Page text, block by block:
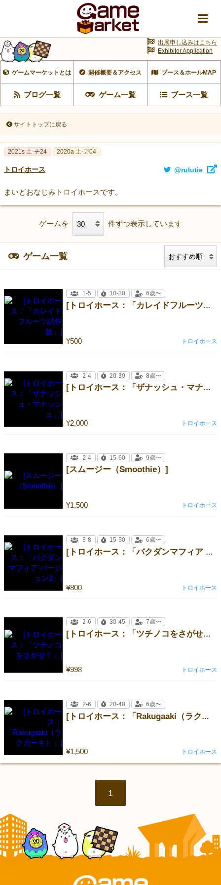
ゲームマーケットとは 開催概要＆アクセス ブース＆ホールMAP
ブログ一覧 ゲーム一覧 ブース一覧
出展申し込みはこちら
Exhibitor Application
サイトトップに戻る
2021s 土-チ24 2020a 土-ア04
トロイホース @rulutie
まいどおなじみトロイホースです。
ゲームを 件ずつ表示しています
ゲーム一覧
[トロイホース：「カレイドフルーツ試作版」]
¥500
1-5 10-30 6歳〜
トロイホース
[トロイホース：「ザナッシュ・マナッシュ」]
¥2,000
2-4 20-30 8歳〜
トロイホース
[スムージー（Smoothie）]
¥1,500
2-4 15-60 9歳〜
トロイホース
[トロイホース：「バクダンマフィア バージョン2」]
¥800
3-8 15-30 6歳〜
トロイホース
[トロイホース：「ツチノコをさがせ！」]
¥998
2-6 30-45 7歳〜
トロイホース
[トロイホース：「Rakugaaki（ラクガーキ）」]
¥1,500
2-6 20-40 6歳〜
トロイホース
1